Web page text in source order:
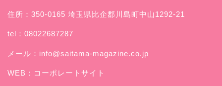
住所：350-0165 埼玉県比企郡川島町中山1292-21
tel：08022687287
メール： info@saitama-magazine.co.jp
WEB： コーポレートサイト